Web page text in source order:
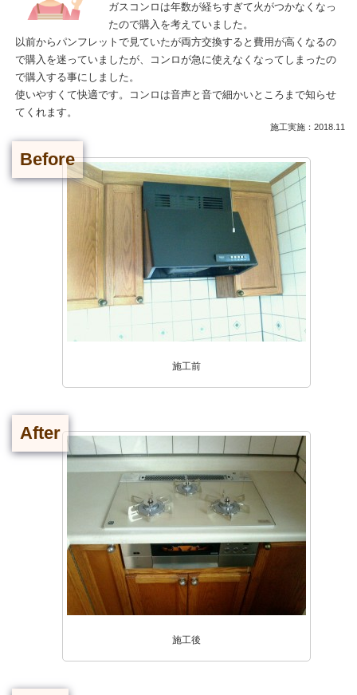
ガスコンロは年数が経ちすぎて火がつかなくなっ
たので購入を考えていました。
以前からパンフレットで見ていたが両方交換すると費用が高くなるの
で購入を迷っていましたが、コンロが急に使えなくなってしまったの
で購入する事にしました。
使いやすくて快適です。コンロは音声と音で細かいところまで知らせ
てくれます。
施工実施：2018.11
Before
施工前
After
施工後